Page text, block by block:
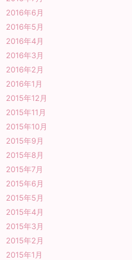
2016年6月
2016年5月
2016年4月
2016年3月
2016年2月
2016年1月
2015年12月
2015年11月
2015年10月
2015年9月
2015年8月
2015年7月
2015年6月
2015年5月
2015年4月
2015年3月
2015年2月
2015年1月